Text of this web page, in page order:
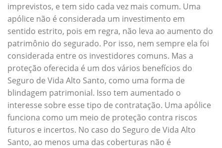
imprevistos, e tem sido cada vez mais comum. Uma
apólice não é considerada um investimento em
sentido estrito, pois em regra, não leva ao aumento do
patrimônio do segurado. Por isso, nem sempre ela foi
considerada entre os investidores comuns. Mas a
proteção oferecida é um dos vários benefícios do
Seguro de Vida Alto Santo, como uma forma de
blindagem patrimonial. Isso tem aumentado o
interesse sobre esse tipo de contratação. Uma apólice
funciona como um meio de proteção contra riscos
futuros e incertos. No caso do Seguro de Vida Alto
Santo, ao menos uma das coberturas não é